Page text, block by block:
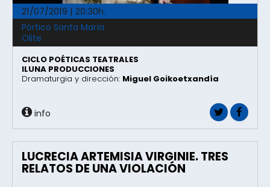
21/07/2019 | 20:30h.
Pórtico Santa María
Olite
CICLO POÉTICAS TEATRALES
ILUNA PRODUCCIONES
Dramaturgia y dirección: Miguel Goikoetxandía
info
LUCRECIA ARTEMISIA VIRGINIE. TRES
RELATOS DE UNA VIOLACIÓN